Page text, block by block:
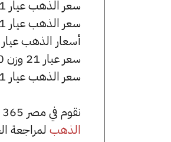
سعر الذهب عيار 21 وزن 50 جرام 321500 جنيه للشراء، وللبيع 324000 جنيه.
سعر الذهب عيار 21 وزن 100 جرام 643000 جنيه للشراء، وللبيع 648000 جنيه.
أسعار الذهب عيار 21 وزن 150 جرام 964500 جنيه للشراء، وللبيع 972000 جنيه.
سعر عيار 21 وزن 200 جرام 1286000 جنيه للشراء، وللبيع 1296000 جنيه.
سعر الذهب عيار 21 وزن 250 جرام 1607500 جنيه للشراء، وللبيع 1620000 جنيه.
نقوم في مصر 365 بعمل تغطية مميزة لكافة أسعار الذهب في مصر، يمكنك الاطلاع على صفحة
الذهبلمراجعة